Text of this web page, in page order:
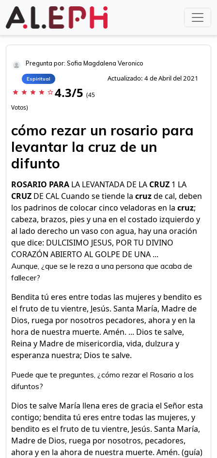
Pregunta por: Sofia Magdalena Veronico
Espiritual Actualizado: 4 de Abril del 2021
star star star star star_border 4.3/5 (45
Votos)
cómo rezar un rosario para
levantar la cruz de un
difunto
ROSARIO PARA LA LEVANTADA DE LA CRUZ 1 LA
CRUZ DE CAL Cuando se tiende la cruzde cal, deben
los padrinos de colocar cinco veladoras en la cruz;
cabeza, brazos, pies y una en el costado izquierdo y
al lado derecho un vaso con agua, hay una oración
que dice: DULCISIMO JESUS, POR TU DIVINO
CORAZÓN ABIERTO AL GOLPE DE UNA ...
Aunque, ¿que se le reza a una persona que acaba de
fallecer?
Bendita tú eres entre todas las mujeres y bendito es
el fruto de tu vientre, Jesús. Santa María, Madre de
Dios, ruega por nosotros pecadores, ahora y en la
hora de nuestra muerte. Amén. ... Dios te salve,
Reina y Madre de misericordia, vida, dulzura y
esperanza nuestra; Dios te salve.
Puede que te preguntes, ¿cómo rezar el Rosario a los
difuntos?
Dios te salve María llena eres de gracia el Señor esta
contigo; bendita tú eres entre todas las mujeres, y
bendito es el fruto de tu vientre, Jesús. Santa María,
Madre de Dios, ruega por nosotros, pecadores,
ahora y en la ahora de nuestra muerte. Amén. (guía)